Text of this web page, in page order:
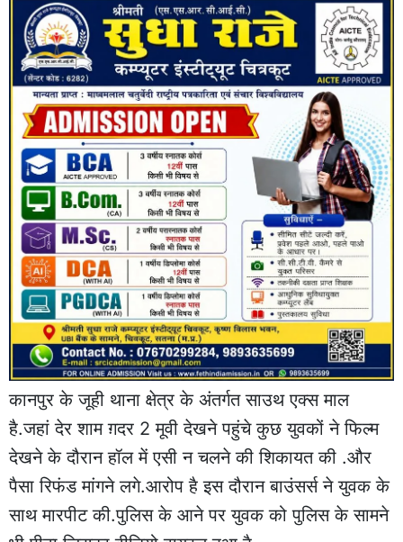
कानपुर के जूही थाना क्षेत्र के अंतर्गत साउथ एक्स माल
है.जहां देर शाम ग़दर 2 मूवी देखने पहुंचे कुछ युवकों ने फिल्म
देखने के दौरान हॉल में एसी न चलने की शिकायत की .और
पैसा रिफंड मांगने लगे.आरोप है इस दौरान बाउंसर्स ने युवक के
साथ मारपीट की.पुलिस के आने पर युवक को पुलिस के सामने